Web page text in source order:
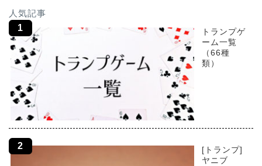
人気記事
トランプゲ
ーム一覧
（66種
類）
[トランプ]
ヤニブ